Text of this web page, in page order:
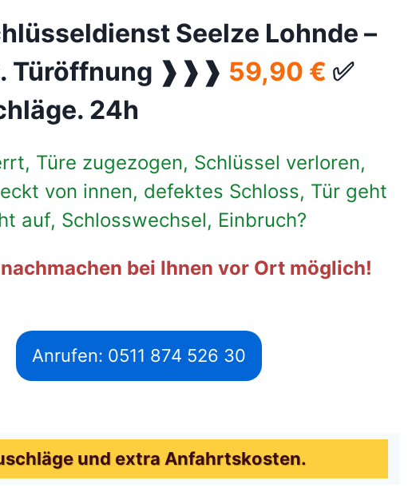
Seelze Lohnde –
Türöffnung ❱❱❱ 59,90 € ✅
24h
Türe zugezogen, Schlüssel verloren,
von innen, defektes Schloss, Tür geht
auf, Schlosswechsel, Einbruch?
bei Ihnen vor Ort möglich!
Anrufen: 0511 874 526 30
und extra Anfahrtskosten.